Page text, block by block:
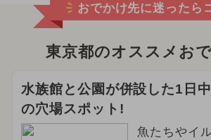
2026年5月のイベント
2024年11月のイベント
イルミネーション
2024年6月のイベント
おでかけ先に迷ったら
東京都のオススメお
水族館と公園が併設した1日
の穴場スポット!
魚たちやイ